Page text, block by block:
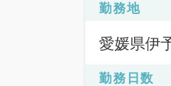
勤務地
愛媛県伊
勤務日数